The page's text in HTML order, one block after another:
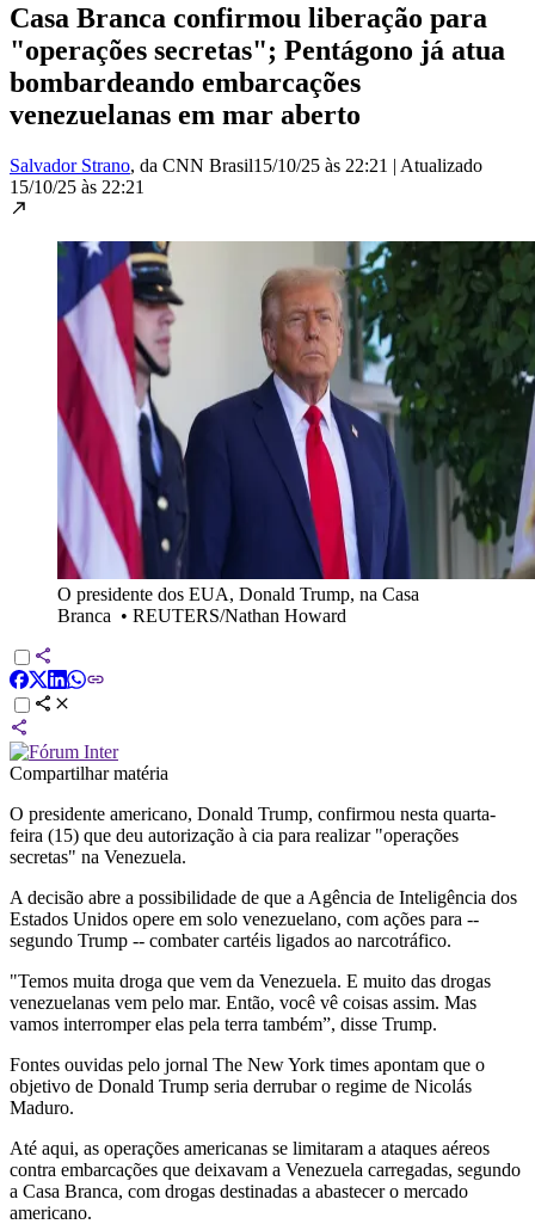
Casa Branca confirmou liberação para
"operações secretas"; Pentágono já atua
bombardeando embarcações
venezuelanas em mar aberto
Salvador Strano, da CNN Brasil15/10/25 às 22:21 | Atualizado
15/10/25 às 22:21
O presidente dos EUA, Donald Trump, na Casa
Branca • REUTERS/Nathan Howard
Compartilhar matéria
O presidente americano, Donald Trump, confirmou nesta quarta-
feira (15) que deu autorização à cia para realizar "operações
secretas" na Venezuela.
A decisão abre a possibilidade de que a Agência de Inteligência dos
Estados Unidos opere em solo venezuelano, com ações para --
segundo Trump -- combater cartéis ligados ao narcotráfico.
"Temos muita droga que vem da Venezuela. E muito das drogas
venezuelanas vem pelo mar. Então, você vê coisas assim. Mas
vamos interromper elas pela terra também”, disse Trump.
Fontes ouvidas pelo jornal The New York times apontam que o
objetivo de Donald Trump seria derrubar o regime de Nicolás
Maduro.
Até aqui, as operações americanas se limitaram a ataques aéreos
contra embarcações que deixavam a Venezuela carregadas, segundo
a Casa Branca, com drogas destinadas a abastecer o mercado
americano.